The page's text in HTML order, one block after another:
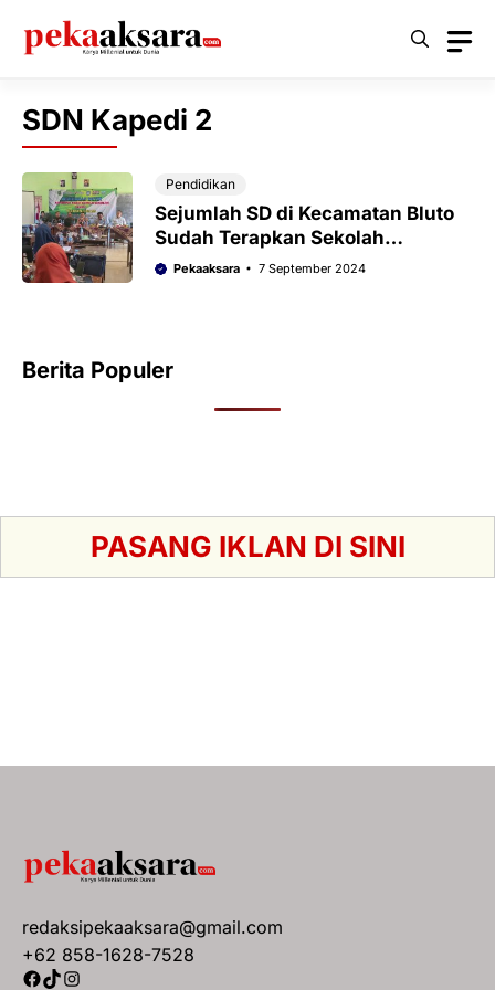
SDN Kapedi 2
Pendidikan
Sejumlah SD di Kecamatan Bluto
Sudah Terapkan Sekolah
Responsif Gender
Pekaaksara 7 September 2024
Berita Populer
PASANG IKLAN DI SINI
redaksipekaaksara@gmail.com
+62 858-1628-7528
Facebook
TikTok
Instagram